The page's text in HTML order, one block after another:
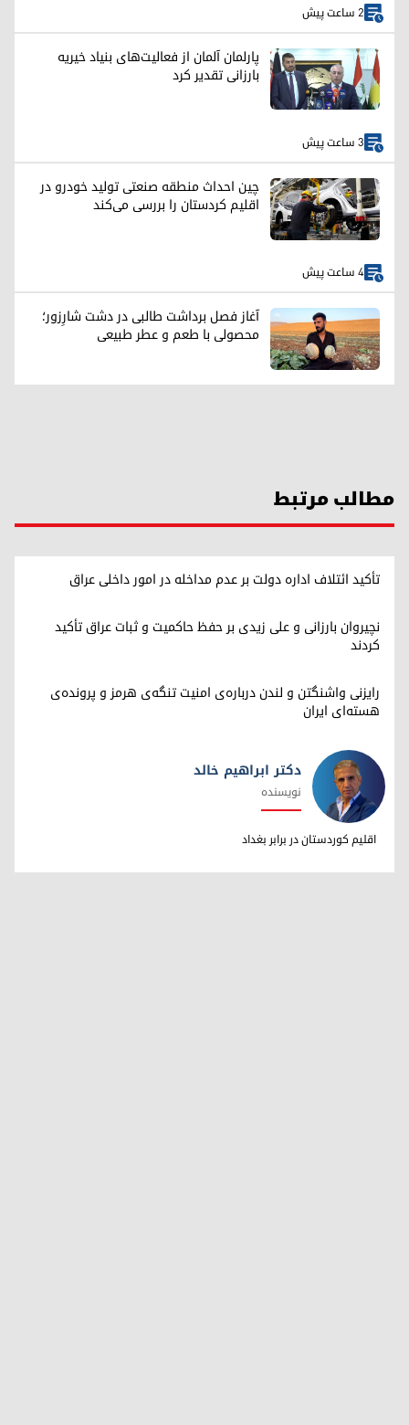
2 ساعت پیش
پارلمان آلمان از فعالیت‌های بنیاد خیریه
بارزانی تقدیر کرد
3 ساعت پیش
چین احداث منطقه صنعتی تولید خودرو در
اقلیم کردستان را بررسی می‌کند
4 ساعت پیش
آغاز فصل برداشت طالبی در دشت شارِزور؛
محصولی با طعم و عطر طبیعی
مطالب مرتبط
تأکید ائتلاف اداره دولت بر عدم مداخله در امور داخلی عراق
نچیروان بارزانی و علی زیدی بر حفظ حاکمیت و ثبات عراق تأکید
کردند
رایزنی واشنگتن و لندن درباره‌ی امنیت تنگه‌ی هرمز و پرونده‌ی
هسته‌ای ایران
دکتر ابراهیم خالد
دکتر ابراهیم خالد
نویسنده
اقلیم کوردستان در برابر بغداد